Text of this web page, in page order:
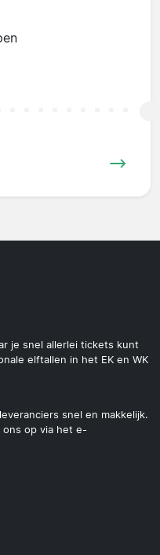
je snel allerlei tickets kunt
elftallen in het EK en WK
snel en makkelijk.
ons op via het e-